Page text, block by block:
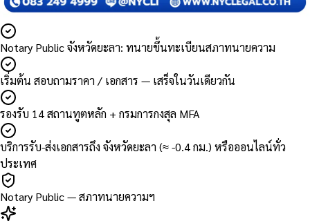
Notary Public จังหวัดยะลา: ทนายขึ้นทะเบียนสภาทนายความ
เริ่มต้น สอบถามราคา / เอกสาร — เสร็จในวันเดียวกัน
รองรับ 14 สถานทูตหลัก + กรมการกงสุล MFA
บริการรับ-ส่งเอกสารถึง จังหวัดยะลา (≈ -0.4 กม.) หรือออนไลน์ทั่ว
ประเทศ
Notary Public — สภาทนายความฯ